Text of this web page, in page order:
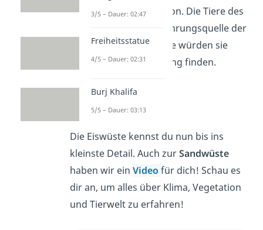
Fische, Krill und Plankton. Die Tiere des
Wassers dienen als Nahrungsquelle der
anderen Tiere. Ohne sie würden sie
nicht genügend Nahrung finden.
Wüste
Die Eiswüste kennst du nun bis ins
kleinste Detail. Auch zurSandwüste
haben wir einVideofür dich! Schau es
dir an, um alles über Klima, Vegetation
und Tierwelt zu erfahren!
3/5 – Dauer: 02:47
Freiheitsstatue
4/5 – Dauer: 02:31
Burj Khalifa
5/5 – Dauer: 03:13